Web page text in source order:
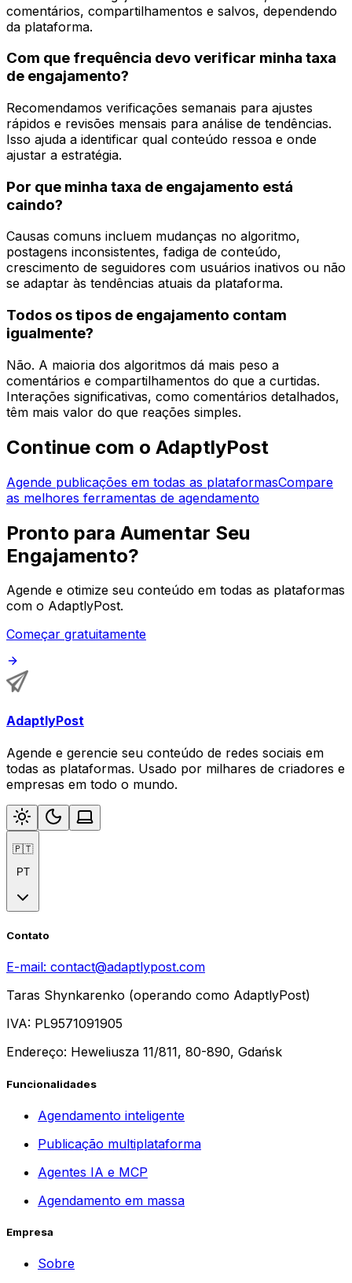
comentários, compartilhamentos e salvos, dependendo
da plataforma.
Com que frequência devo verificar minha taxa
de engajamento?
Recomendamos verificações semanais para ajustes
rápidos e revisões mensais para análise de tendências.
Isso ajuda a identificar qual conteúdo ressoa e onde
ajustar a estratégia.
Por que minha taxa de engajamento está
caindo?
Causas comuns incluem mudanças no algoritmo,
postagens inconsistentes, fadiga de conteúdo,
crescimento de seguidores com usuários inativos ou não
se adaptar às tendências atuais da plataforma.
Todos os tipos de engajamento contam
igualmente?
Não. A maioria dos algoritmos dá mais peso a
comentários e compartilhamentos do que a curtidas.
Interações significativas, como comentários detalhados,
têm mais valor do que reações simples.
Continue com o AdaptlyPost
Agende publicações em todas as plataformasCompare
as melhores ferramentas de agendamento
Pronto para Aumentar Seu
Engajamento?
Agende e otimize seu conteúdo em todas as plataformas
com o AdaptlyPost.
Começar gratuitamente
AdaptlyPost
Agende e gerencie seu conteúdo de redes sociais em
todas as plataformas. Usado por milhares de criadores e
empresas em todo o mundo.
🇵🇹
PT
Contato
E-mail: contact@adaptlypost.com
Taras Shynkarenko (operando como AdaptlyPost)
IVA: PL9571091905
Endereço: Heweliusza 11/811, 80-890, Gdańsk
Funcionalidades
Agendamento inteligente
Publicação multiplataforma
Agentes IA e MCP
Agendamento em massa
Empresa
Sobre